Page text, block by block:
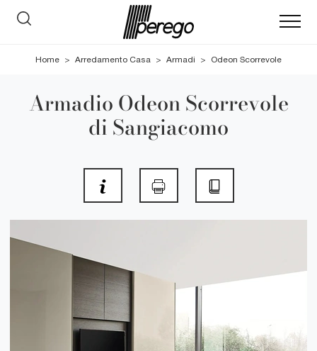
Home > Arredamento Casa > Armadi > Odeon Scorrevole
Armadio Odeon Scorrevole
di Sangiacomo